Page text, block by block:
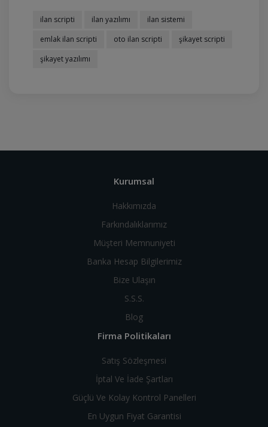
ilan scripti ilan yazılımı
ilan sistemi
emlak ilan scripti
oto ilan scripti
şikayet scripti
şikayet yazılımı
Kurumsal
Hakkımızda
Farkındalıklarımız
Müşteri Memnuniyeti
Banka Hesap Bilgilerimiz
Bize Ulaşın
S.S.S.
Blog
Firma Politikaları
Satış Sözleşmesi
İptal Ve İade Şartları
Güçlü Ve Kolay Kontrol Panelleri
En Uygun Fiyat Garantisi